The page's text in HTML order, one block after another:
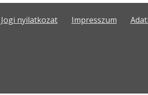
Jogi nyilatkozat Impresszum